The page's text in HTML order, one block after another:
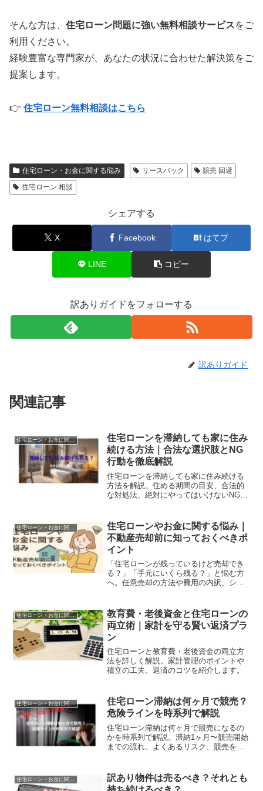
そんな方は、 住宅ローン問題に強い無料相談サービスをご
利用ください。
経験豊富な専門家が、あなたの状況に合わせた解決策をご
提案します。
👉 住宅ローン無料相談はこちら
住宅ローン・お金に関する悩み リースバック
競売 回避
住宅ローン 相談
シェアする
X Facebook はてブ
LINE コピー
訳ありガイドをフォローする
訳ありガイド
関連記事
住宅ローン・お金に関する悩み
住宅ローンを滞納しても家に住み
続ける方法｜合法な選択肢とNG
行動を徹底解説
住宅ローンを滞納しても家に住み続ける
方法を解説。住める期間の目安、合法的
な対処法、絶対にやってはいけないNG行
住宅ローンやお金に関する悩み｜
不動産売却前に知っておくべきポ
イント
「住宅ローンが残っているけど売却でき
る？」「手元にいくら残る？」と悩む方
へ。任意売却の方法や費用の内訳、シミ
りやすく解説します。
住宅ローン・お金に関する悩み
教育費・老後資金と住宅ローンの
両立術｜家計を守る賢い返済プラ
ン
住宅ローンと教育費・老後資金の両立方
法を詳しく解説。家計管理のポイントや
積立の工夫、返済のコツを紹介します。
住宅ローン・お金に関する悩み
住宅ローン滞納は何ヶ月で競売？
危険ラインを時系列で解説
住宅ローン滞納は何ヶ月で競売になるの
かを時系列で解説。滞納1ヶ月〜競売開始
までの流れ、よくあるリスク、競売を回
訳あり物件は売るべき？それとも